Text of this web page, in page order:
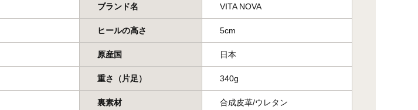
ブランド名 VITA NOVA
ヒールの高さ 5cm
原産国 日本
重さ（片足） 340g
裏素材 合成皮革/ウレタン